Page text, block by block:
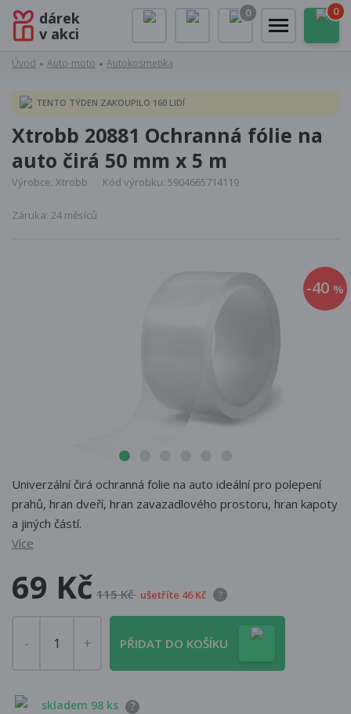
dárek
v akci
0 0
Úvod Auto-moto Autokosmetika
TENTO TÝDEN ZAKOUPILO 160 LIDÍ
Xtrobb 20881 Ochranná fólie na
auto čirá 50 mm x 5 m
Výrobce: Xtrobb Kód výrobku: 5904665714119
Záruka: 24 měsíců
-40 %
Univerzální čirá ochranná folie na auto ideální pro polepení
prahů, hran dveří, hran zavazadlového prostoru, hran kapoty
a jiných částí.
Více
69 Kč 115 Kč ušetříte 46 Kč ?
PŘIDAT DO KOŠÍKU
skladem 98 ks ?